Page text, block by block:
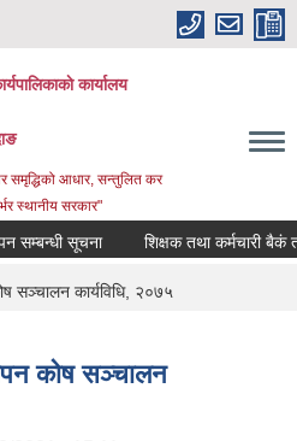
कार्यालय
समृद्धिको आधार, सन्तुलित कर
स्थानीय सरकार"
सम्बन्धी सूचना शिक्षक तथा कर्मचारी बैकं
सञ्चालन कार्यविधि, २०७५
कोष सञ्चालन